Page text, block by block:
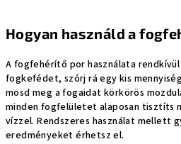
Hogyan használd a
A fogfehérítő por használata
fogkefédet, szórj rá egy kis
mosd meg a fogaidat körkörös
minden fogfelületet alaposan tisztíts
vízzel. Rendszeres használat mellett
eredményeket érhetsz el.